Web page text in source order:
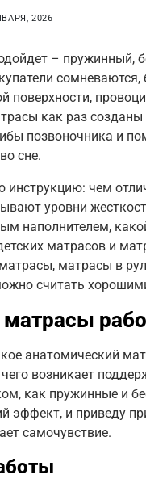
2026
– пружинный,
сомневаются,
поверхности,
как раз созданы
позвоночника и
сне.
инструкцию: чем
уровни
наполнителем,
матрасов и
матрасы в
считать
анатомический
возникает
как пружинные и
эффект, и приведу
самочувствие.